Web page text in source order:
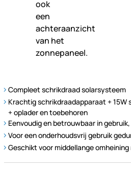
Compleet schrikdraad solarsysteem
Krachtig schrikdraadapparaat + 15W
+ oplader en toebehoren
Eenvoudig en betrouwbaar in
Voor een onderhoudsvrij gebruik
Geschikt voor middellange